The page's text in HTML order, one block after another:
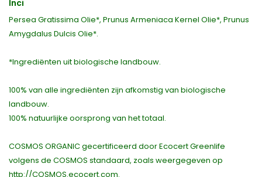
Inci
Persea Gratissima Olie*, Prunus Armeniaca Kernel Olie*, Prunus
Amygdalus Dulcis Olie*.
*Ingrediënten uit biologische landbouw.
100% van alle ingrediënten zijn afkomstig van biologische
landbouw.
100% natuurlijke oorsprong van het totaal.
COSMOS ORGANIC gecertificeerd door Ecocert Greenlife
volgens de COSMOS standaard, zoals weergegeven op
http://COSMOS.ecocert.com.